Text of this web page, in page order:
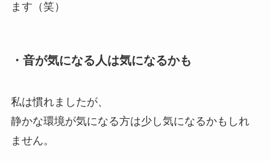
ます（笑）
・音が気になる人は気になるかも
私は慣れましたが、
静かな環境が気になる方は少し気になるかもしれ
ません。